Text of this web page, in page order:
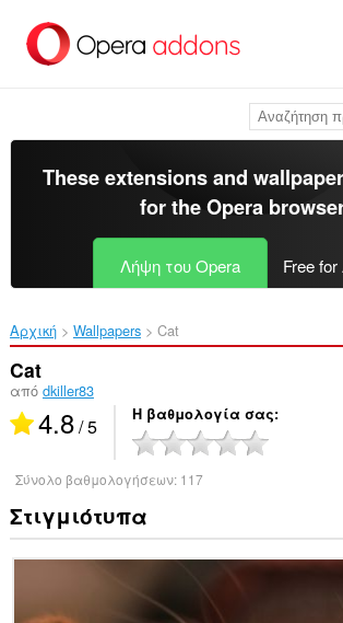
στο
κύριο
These extensions and
for theOpera browser
Λήψη του Opera Free
Αρχική Wallpapers Cat‎
Cat
από dkiller83
4.8/ 5 Η βαθμολογία σας
Σύνολο βαθμολογήσεων: 117
Στιγμιότυπα